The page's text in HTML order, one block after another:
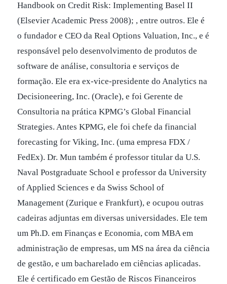
Handbook on Credit Risk: Implementing Basel II
(Elsevier Academic Press 2008); , entre outros. Ele é
o fundador e CEO da Real Options Valuation, Inc., e é
responsável pelo desenvolvimento de produtos de
software de análise, consultoria e serviços de
formação. Ele era ex-vice-presidente do Analytics na
Decisioneering, Inc. (Oracle), e foi Gerente de
Consultoria na prática KPMG’s Global Financial
Strategies. Antes KPMG, ele foi chefe da financial
forecasting for Viking, Inc. (uma empresa FDX /
FedEx). Dr. Mun também é professor titular da U.S.
Naval Postgraduate School e professor da University
of Applied Sciences e da Swiss School of
Management (Zurique e Frankfurt), e ocupou outras
cadeiras adjuntas em diversas universidades. Ele tem
um Ph.D. em Finanças e Economia, com MBA em
administração de empresas, um MS na área da ciência
de gestão, e um bacharelado em ciências aplicadas.
Ele é certificado em Gestão de Riscos Financeiros